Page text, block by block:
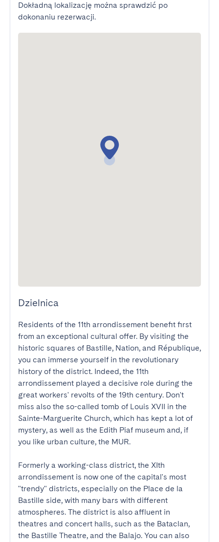
Dokładną lokalizację można sprawdzić po
dokonaniu rezerwacji.
Dzielnica
Residents of the 11th arrondissement benefit first
from an exceptional cultural offer. By visiting the
historic squares of Bastille, Nation, and République,
you can immerse yourself in the revolutionary
history of the district. Indeed, the 11th
arrondissement played a decisive role during the
great workers' revolts of the 19th century. Don't
miss also the so-called tomb of Louis XVII in the
Sainte-Marguerite Church, which has kept a lot of
mystery, as well as the Edith Piaf museum and, if
you like urban culture, the MUR.
Formerly a working-class district, the XIth
arrondissement is now one of the capital's most
"trendy" districts, especially on the Place de la
Bastille side, with many bars with different
atmospheres. The district is also affluent in
theatres and concert halls, such as the Bataclan,
the Bastille Theatre, and the Balajo. You can also